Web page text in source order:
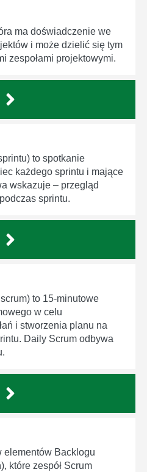
ma doświadczenie we
i może dzielić się tym
zespołami projektowymi.
to spotkanie
każdego sprintu i mające
wskazuje – przegląd
sprintu.
to 15-minutowe
w celu
i stworzenia planu na
Daily Scrum odbywa
elementów Backlogu
które zespół Scrum